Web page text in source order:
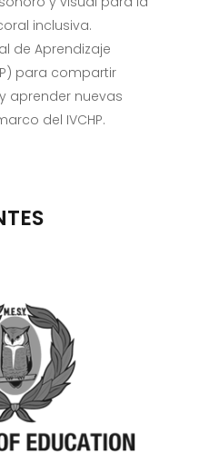
inclusiva.
de Aprendizaje
para compartir
aprender nuevas
del IVCHP.